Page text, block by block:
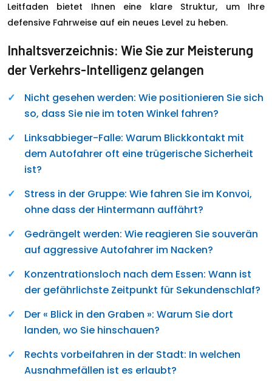
Leitfaden bietet Ihnen eine klare Struktur, um Ihre
defensive Fahrweise auf ein neues Level zu heben.
Inhaltsverzeichnis: Wie Sie zur Meisterung
der Verkehrs-Intelligenz gelangen
Nicht gesehen werden: Wie positionieren Sie sich
so, dass Sie nie im toten Winkel fahren?
Linksabbieger-Falle: Warum Blickkontakt mit
dem Autofahrer oft eine trügerische Sicherheit
ist?
Stress in der Gruppe: Wie fahren Sie im Konvoi,
ohne dass der Hintermann auffährt?
Gedrängelt werden: Wie reagieren Sie souverän
auf aggressive Autofahrer im Nacken?
Konzentrationsloch nach dem Essen: Wann ist
der gefährlichste Zeitpunkt für Sekundenschlaf?
Der « Blick in den Graben »: Warum Sie dort
landen, wo Sie hinschauen?
Rechts vorbeifahren in der Stadt: In welchen
Ausnahmefällen ist es erlaubt?